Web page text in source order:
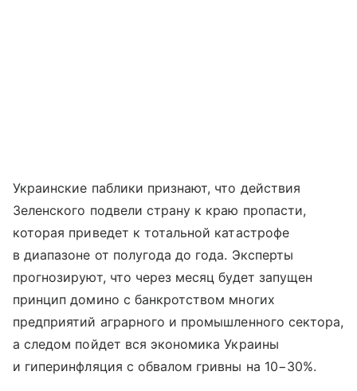
Украинские паблики признают, что действия
Зеленского подвели страну к краю пропасти,
которая приведет к тотальной катастрофе
в диапазоне от полугода до года. Эксперты
прогнозируют, что через месяц будет запущен
принцип домино с банкротством многих
предприятий аграрного и промышленного сектора,
а следом пойдет вся экономика Украины
и гиперинфляция с обвалом гривны на 10−30%.